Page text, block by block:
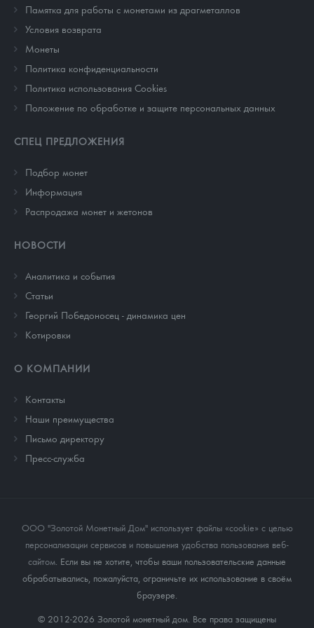
Памятка для работы с монетами из драгметаллов
Условия возврата
Монеты
Политика конфиденциальности
Политика использования Cookies
Положение по обработке и защите персональных данных
СПЕЦ ПРЕДЛОЖЕНИЯ
Подбор монет
Информация
Распродажа монет и жетонов
НОВОСТИ
Аналитика и события
Cтатьи
Георгий Победоносец - динамика цен
Котировки
О КОМПАНИИ
Контакты
Наши преимущества
Письмо директору
Пресс-служба
ООО "Золотой Монетный Дом" использует файлы «cookie» с целью
персонализации сервисов и повышения удобства пользования веб-
сайтом . Если вы не хотите, чтобы ваши пользовательские данные
обрабатывались, пожалуйста, ограничьте их использование в своём
браузере.
© 2012-2026 Золотой монетный дом. Все права защищены